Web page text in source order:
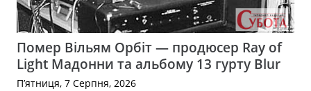
Помер Вільям Орбіт — продюсер Ray of
Light Мадонни та альбому 13 гурту Blur
П’ятниця, 7 Серпня, 2026